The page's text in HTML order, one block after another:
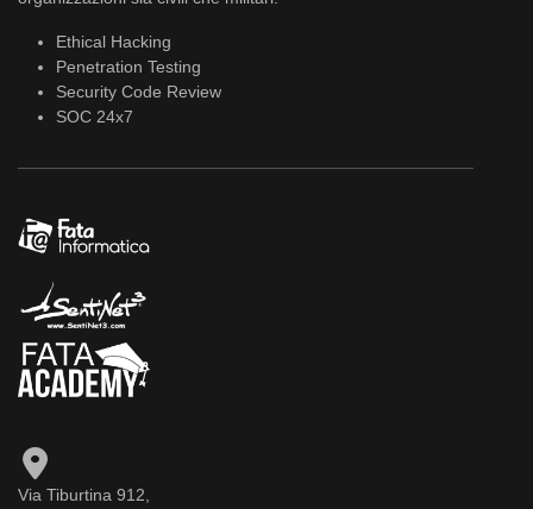
Ethical Hacking
Penetration Testing
Security Code Review
SOC 24x7
Via Tiburtina 912,